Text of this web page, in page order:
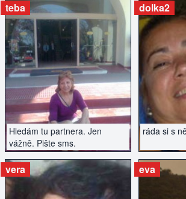
Hledám tu partnera. Jen
vážně. Pište sms.
teba
ZOBRAZIT INZERÁT
ráda si s
dolka2
vera eva